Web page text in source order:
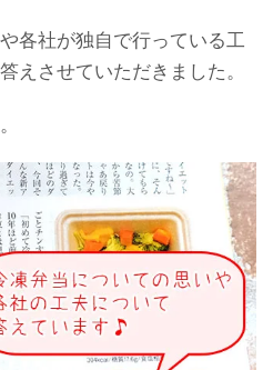
各社が独自で行っている工
えさせていただきました。